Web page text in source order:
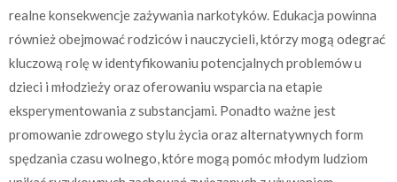
realne konsekwencje zażywania narkotyków. Edukacja powinna
również obejmować rodziców i nauczycieli, którzy mogą odegrać
kluczową rolę w identyfikowaniu potencjalnych problemów u
dzieci i młodzieży oraz oferowaniu wsparcia na etapie
eksperymentowania z substancjami. Ponadto ważne jest
promowanie zdrowego stylu życia oraz alternatywnych form
spędzania czasu wolnego, które mogą pomóc młodym ludziom